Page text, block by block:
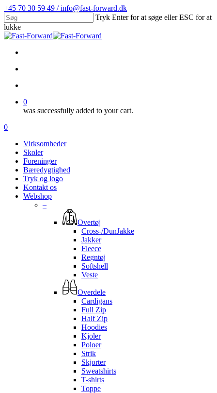
Skip
to
main
content
+45 70 30 59 49 / info@fast-forward.dk
Tryk Enter for at søge eller ESC for at
lukke
Close
0
was successfully added to your cart.
Menu
search
account
0
Virksomheder
Skoler
Foreninger
Bæredygtighed
Tryk og logo
Kontakt os
Webshop
–
Overtøj
Cross-/DunJakke
Jakker
Fleece
Regntøj
Softshell
Veste
Overdele
Cardigans
Full Zip
Half Zip
Hoodies
Kjoler
Poloer
Strik
Skjorter
Sweatshirts
T-shirts
Toppe